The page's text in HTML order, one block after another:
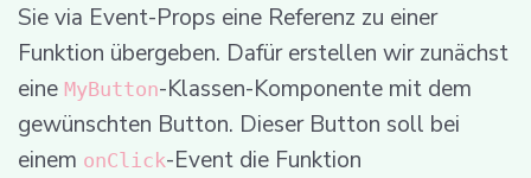
Sie via Event-Props eine Referenz zu einer
Funktion übergeben. Dafür erstellen wir zunächst
eine MyButton-Klassen-Komponente mit dem
gewünschten Button. Dieser Button soll bei
einem onClick-Event die Funktion